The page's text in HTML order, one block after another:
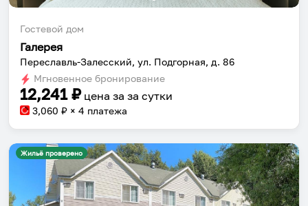
Гостевой дом
Галерея
Переславль-Залесский, ул. Подгорная, д. 86
Мгновенное бронирование
12,241₽ цена за за сутки
3,060 ₽ × 4 платежа
Жильё проверено